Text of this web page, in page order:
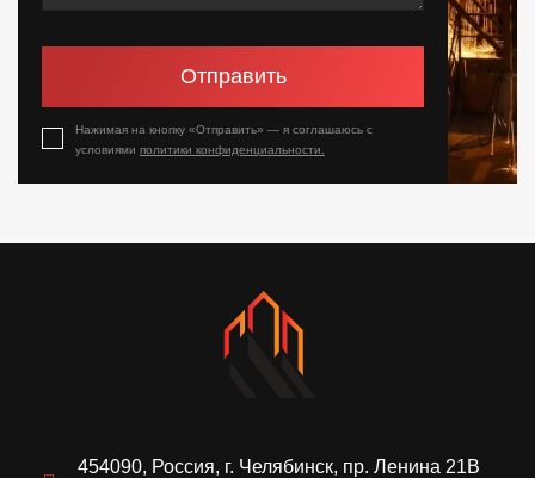
Отправить
Нажимая на кнопку «Отправить» — я соглашаюсь с
условиями политики конфиденциальности.
454090, Россия, г. Челябинск, пр. Ленина 21В